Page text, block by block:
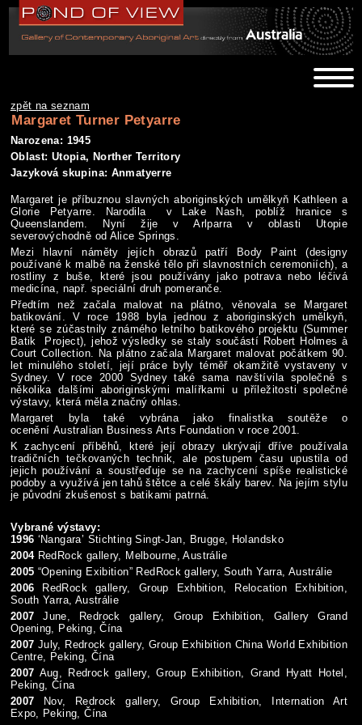
zpět na seznam
Margaret Turner Petyarre
Narozena: 1945
Oblast: Utopia, Norther Territory
Jazyková skupina: Anmatyerre
Margaret je příbuznou slavných aboriginských umělkyň Kathleen a
Glorie Petyarre. Narodila v Lake Nash, poblíž hranice s
Queenslandem. Nyní žije v Arlparra v oblasti Utopie
severovýchodně od Alice Springs.
Mezi hlavní náměty jejích obrazů patří Body Paint (designy
používané k malbě na ženské tělo při slavnostních ceremoniích), a
rostliny z buše, které jsou používány jako potrava nebo léčivá
medicína, např. speciální druh pomeranče.
Předtím než začala malovat na plátno, věnovala se Margaret
batikování. V roce 1988 byla jednou z aboriginských umělkyň,
které se zúčastnily známého letního batikového projektu (Summer
Batik Project), jehož výsledky se staly součástí Robert Holmes à
Court Collection. Na plátno začala Margaret malovat počátkem 90.
let minulého století, její práce byly téměř okamžitě vystaveny v
Sydney. V roce 2000 Sydney také sama navštívila společně s
několika dalšími aboriginskými malířkami u příležitosti společné
výstavy, která měla značný ohlas.
Margaret byla také vybrána jako finalistka soutěže o
ocenění Australian Business Arts Foundation v roce 2001.
K zachycení příběhů, které její obrazy ukrývají dříve používala
tradičních tečkovaných technik, ale postupem času upustila od
jejich používání a soustřeďuje se na zachycení spíše realistické
podoby a využívá jen tahů štětce a celé škály barev. Na jejím stylu
je původní zkušenost s batikami patrná.
Vybrané výstavy:
1996 ‘Nangara’ Stichting Singt-Jan, Brugge, Holandsko
2004RedRock gallery, Melbourne, Austrálie
2005 “Opening Exibition” RedRock gallery, South Yarra, Austrálie
2006 RedRock gallery, Group Exhbition, Relocation Exhibition,
South Yarra, Austrálie
2007 June, Redrock gallery, Group Exhibition, Gallery Grand
Opening, Peking, Čína
2007 July, Redrock gallery, Group Exhibition China World Exhibition
Centre, Peking, Čína
2007 Aug, Redrock gallery, Group Exhibition, Grand Hyatt Hotel,
Peking, Čína
2007 Nov, Redrock gallery, Group Exhibition, Internation Art
Expo, Peking, Čína